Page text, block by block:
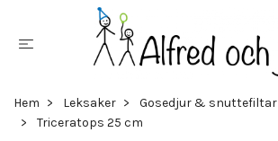
Hem Leksaker Gosedjur & snuttefiltar
Triceratops 25 cm